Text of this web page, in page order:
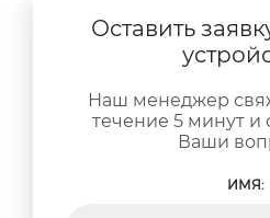
Оставить
Наш менеджер
течение 5 минут и
Ваши
ИМЯ: